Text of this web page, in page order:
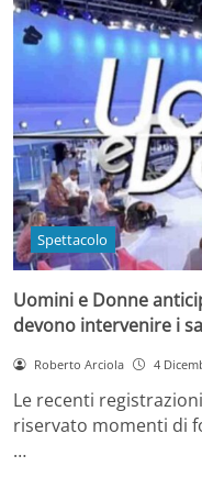
Spettacolo
Uomini e Donne
devono intervenire i
Roberto Arciola 4
Le recenti
riservato momenti di
…